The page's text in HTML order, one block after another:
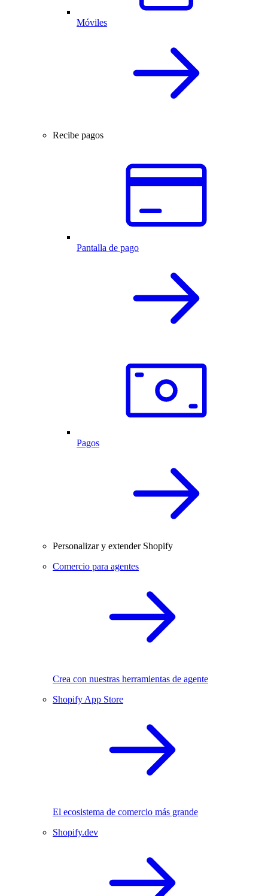
Móviles
Recibe pagos
Pantalla de pago
Pagos
Personalizar y extender Shopify
Comercio para agentes
Crea con nuestras herramientas de agente
Shopify App Store
El ecosistema de comercio más grande
Shopify.dev